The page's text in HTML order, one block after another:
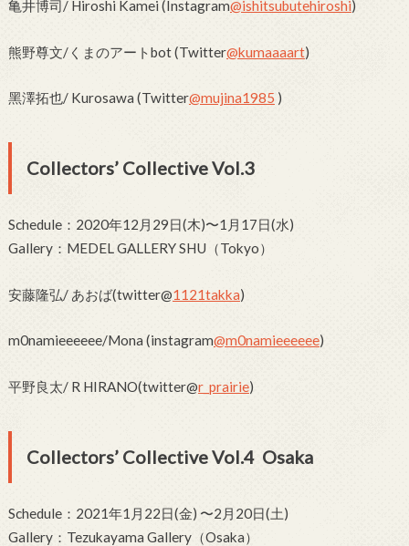
⻲井博司/ Hiroshi Kamei (Instagram@ishitsubutehiroshi)
熊野尊文/くまのアートbot (Twitter@kumaaaart)
黑澤拓也/ Kurosawa (Twitter@mujina1985 )
Collectors’ Collective Vol.3
Schedule：2020年12月29日(木)〜1月17日(水)
Gallery：MEDEL GALLERY SHU（Tokyo）
安藤隆弘/ あおば(twitter@1121takka)
m0namieeeeee/Mona (instagram@m0namieeeeee)
平野良太/ R HIRANO(twitter@r_prairie)
Collectors’ Collective Vol.4 Osaka
Schedule：2021年1月22日(金) 〜2月20日(土)
Gallery：Tezukayama Gallery（Osaka）